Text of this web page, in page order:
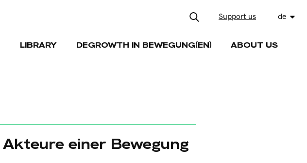
Support us de
LIBRARY DEGROWTH IN BEWEGUNG(EN) ABOUT US
einer Bewegung